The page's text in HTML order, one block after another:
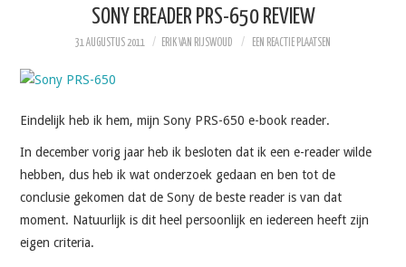
SONY EREADER PRS-650 REVIEW
31 AUGUSTUS 2011 ERIK VAN RIJSWOUD EEN REACTIE PLAATSEN
Eindelijk heb ik hem, mijn Sony PRS-650 e-book reader.
In december vorig jaar heb ik besloten dat ik een e-reader wilde
hebben, dus heb ik wat onderzoek gedaan en ben tot de
conclusie gekomen dat de Sony de beste reader is van dat
moment. Natuurlijk is dit heel persoonlijk en iedereen heeft zijn
eigen criteria.